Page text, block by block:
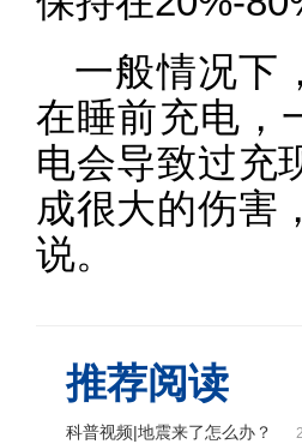
一般情况下
在睡前充电，
电会导致过充
成很大的伤害
说。
推荐阅读
科普视频|地震来了怎么办？